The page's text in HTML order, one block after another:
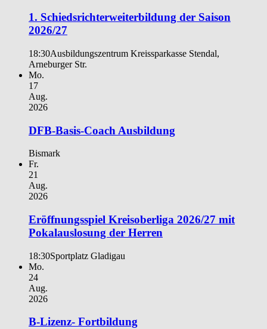
1. Schiedsrichterweiterbildung der Saison
2026/27
18:30Ausbildungszentrum Kreissparkasse Stendal,
Arneburger Str.
Mo.
17
Aug.
2026
DFB-Basis-Coach Ausbildung
Bismark
Fr.
21
Aug.
2026
Eröffnungsspiel Kreisoberliga 2026/27 mit
Pokalauslosung der Herren
18:30Sportplatz Gladigau
Mo.
24
Aug.
2026
B-Lizenz- Fortbildung